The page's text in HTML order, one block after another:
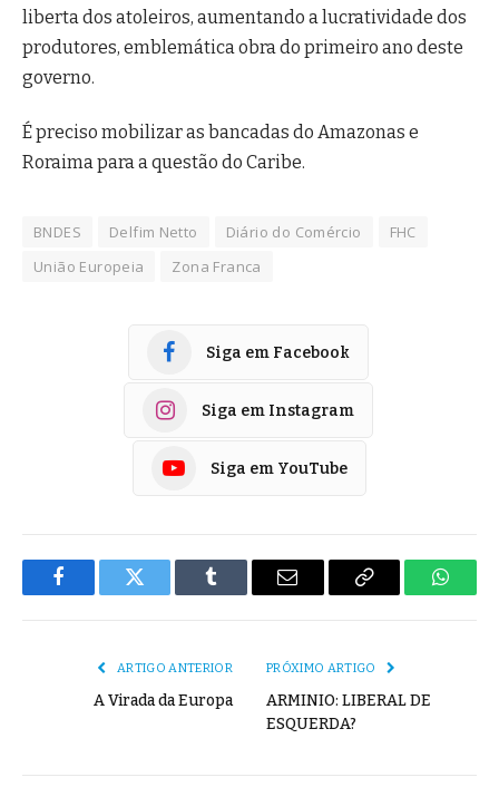
liberta dos atoleiros, aumentando a lucratividade dos
produtores, emblemática obra do primeiro ano deste
governo.
É preciso mobilizar as bancadas do Amazonas e
Roraima para a questão do Caribe.
BNDES Delfim Netto Diário do Comércio
FHC
União Europeia
Zona Franca
Siga em Facebook
Siga em Instagram
Siga em YouTube
FacebookTwitter Tumblr
E-
Copiar
ARTIGO ANTERIOR
A Virada da Europa
PRÓXIMO ARTIGO
ARMINIO: LIBERAL DE
ESQUERDA?